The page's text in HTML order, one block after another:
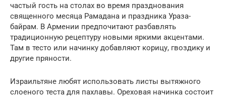
частый гость на столах во время празднования
священного месяца Рамадана и праздника Ураза-
байрам. В Армении предпочитают разбавлять
традиционную рецептуру новыми яркими акцентами.
Там в тесто или начинку добавляют корицу, гвоздику и
другие пряности.
Израильтяне любят использовать листы вытяжного
слоеного теста для пахлавы. Ореховая начинка состоит